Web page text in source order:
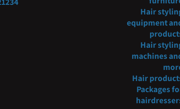
Barber
Hair
Hair
call us